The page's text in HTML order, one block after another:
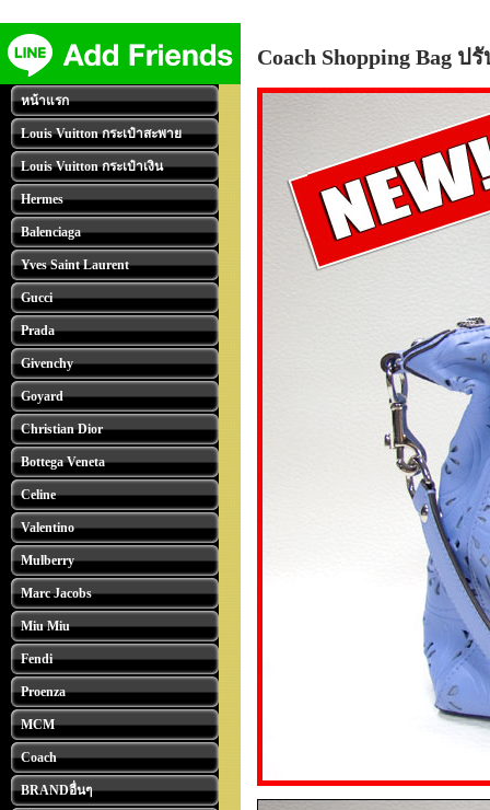
หน้าแรก
Louis Vuitton กระเป๋าสะพาย
Louis Vuitton กระเป๋าเงิน
Hermes
Balenciaga
Yves Saint Laurent
Gucci
Prada
Givenchy
Goyard
Christian Dior
Bottega Veneta
Celine
Valentino
Mulberry
Marc Jacobs
Miu Miu
Fendi
Proenza
MCM
Coach
BRANDอื่นๆ
Coach Shopping Bag